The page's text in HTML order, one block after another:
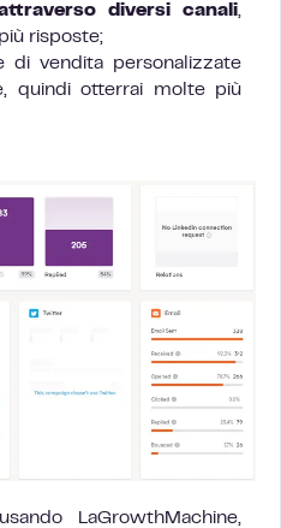
diversi canali,
risposte;
di vendita personalizzate
quindi otterrai molte più
LaGrowthMachine,